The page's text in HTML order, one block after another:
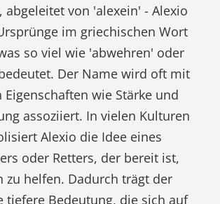
abgeleitet von 'alexein' - Alexio
im griechischen Wort
so viel wie 'abwehren' oder
Der Name wird oft mit
Eigenschaften wie Stärke und
assoziiert. In vielen Kulturen
Alexio die Idee eines
oder Retters, der bereit ist,
zu helfen. Dadurch trägt der
tiefere Bedeutung, die sich auf